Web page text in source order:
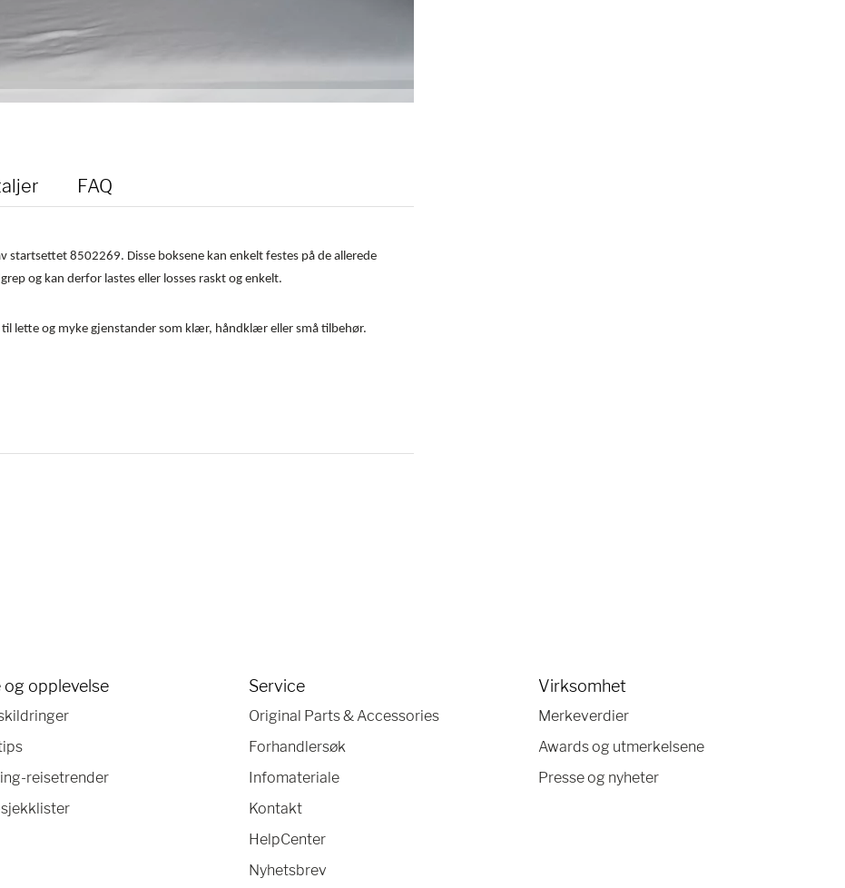
FAQ
8502269. Disse boksene kan enkelt festes på de allerede
og kan derfor lastes eller losses raskt og enkelt.
lette og myke gjenstander som klær, håndklær eller små tilbehør.
og opplevelse
reisetrender
Service
Original Parts & Accessories
Forhandlersøk
Infomateriale
Kontakt
HelpCenter
Nyhetsbrev
Virksomhet
Merkeverdier
Awards og utmerkelsene
Presse og nyheter